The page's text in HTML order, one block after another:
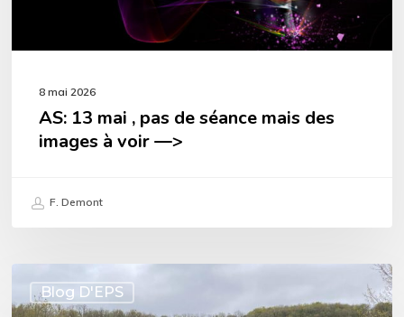
8 mai 2026
AS: 13 mai , pas de séance mais des
images à voir —>
F. Demont
Blog D'EPS
du